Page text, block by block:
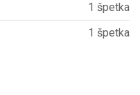
1 špetka
1 špetka